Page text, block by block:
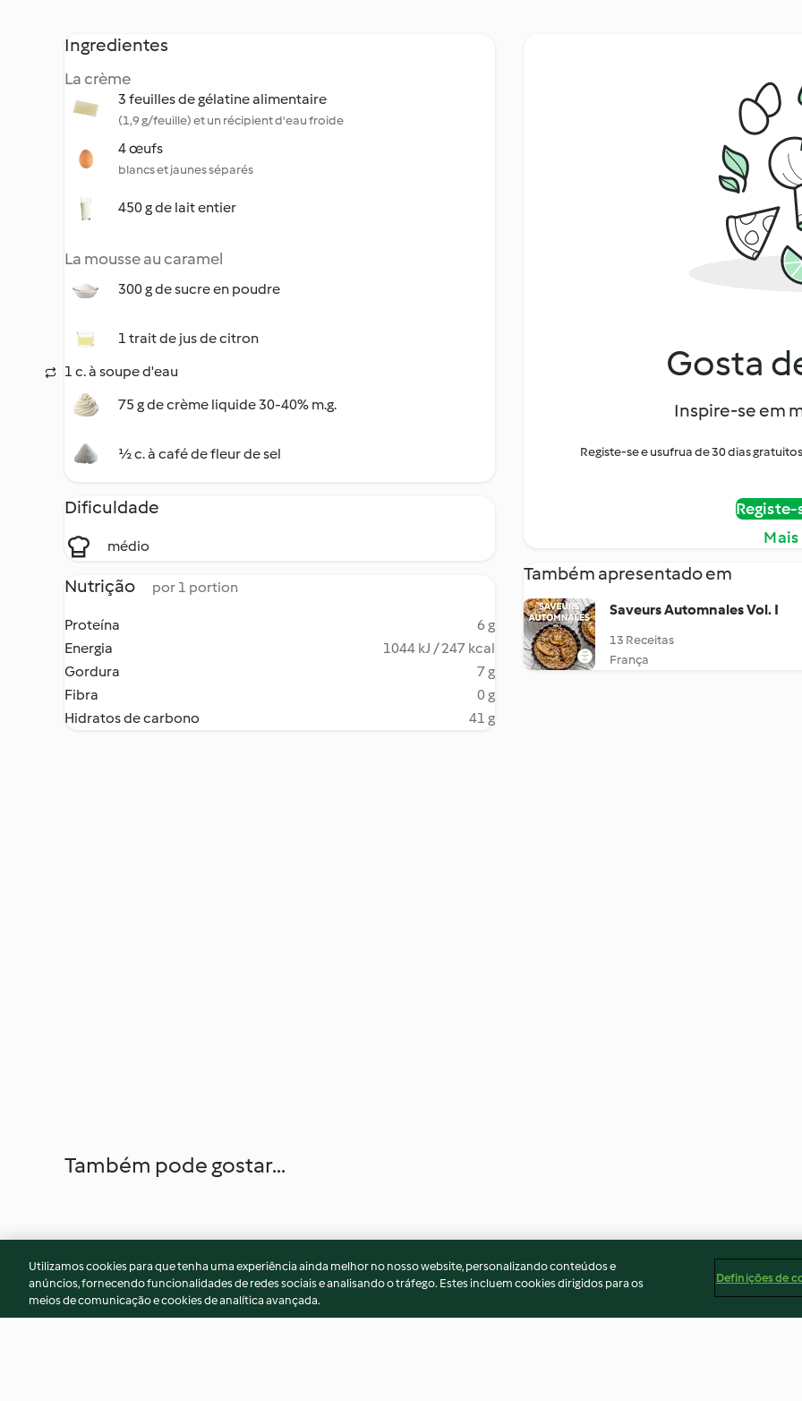
Ingredientes
La crème
3 feuilles de gélatine alimentaire
(1,9 g/feuille) et un récipient d'eau froide
4 œufs
blancs et jaunes séparés
450 g de lait entier
La mousse au caramel
300 g de sucre en poudre
1 trait de jus de citron
1 c. à soupe d'eau
75 g de crème liquide 30-40% m.g.
½ c. à café de fleur de sel
Dificuldade
médio
Nutrição por 1 portion
Proteína
6 g
Energia
1044 kJ / 247 kcal
Gordura
7 g
Fibra
0 g
Hidratos de carbono
41 g
Gosta
Inspire-se em
Registe-se e usufrua de 30 dias
Também apresentado em
Saveurs Automnales Vol. I
13 Receitas
França
Também pode gostar...
Utilizamos cookies para que tenha uma experiência ainda melhor no nosso website, personalizando conteúdos e
anúncios, fornecendo funcionalidades de redes sociais e analisando o tráfego. Estes incluem cookies dirigidos para os
meios de comunicação e cookies de analítica avançada.
Definições de